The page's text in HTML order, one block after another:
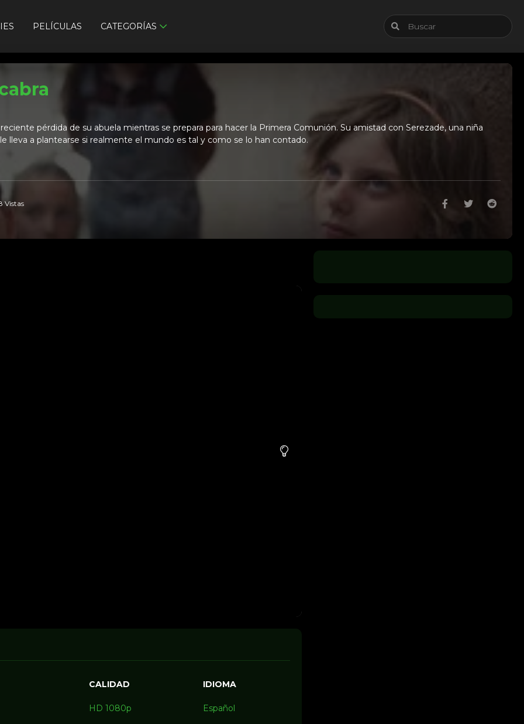
PELÍCULAS CATEGORÍAS
pérdida de su abuela mientras se prepara para hacer la Primera Comunión. Su amistad con Serezade, una niña
lleva a plantearse si realmente el mundo es tal y como se lo han contado.​​
Vistas
CALIDAD IDIOMA
HD 1080p Español